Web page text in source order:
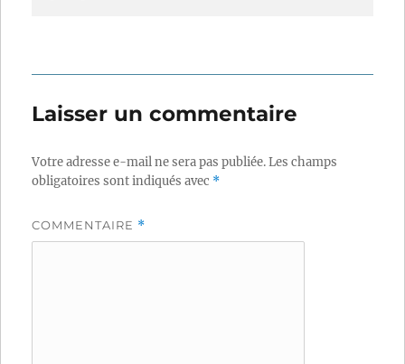
Laisser un commentaire
Votre adresse e-mail ne sera pas publiée.Les champs
obligatoires sont indiqués avec *
COMMENTAIRE *